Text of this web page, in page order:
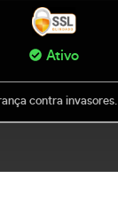
Ativo
contra invasores.